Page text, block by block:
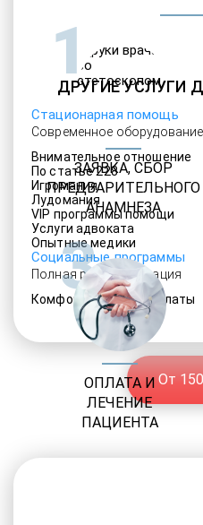
ДРУГИЕ УСЛУГИ
Стационарная помощь
Современное оборудование
Внимательное отношение
По статье 228
Игромания
Лудомания
VIP программы помощи
Услуги адвоката
Опытные медики
Социальные программы
Полная ресоциализация
Комфортабельные палаты
От
1
ЗАЯВКА, СБОР
ПРЕДВАРИТЕЛЬНОГО
АНАМНЕЗА
3
ОПЛАТА И
ЛЕЧЕНИЕ
ПАЦИЕНТА